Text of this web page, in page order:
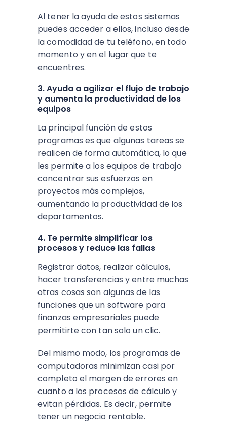
Al tener la ayuda de estos sistemas
puedes acceder a ellos, incluso desde
la comodidad de tu teléfono, en todo
momento y en el lugar que te
encuentres.
3. Ayuda a agilizar el flujo de trabajo
y aumenta la productividad de los
equipos
La principal función de estos
programas es que algunas tareas se
realicen de forma automática, lo que
les permite a los equipos de trabajo
concentrar sus esfuerzos en
proyectos más complejos,
aumentando la productividad de los
departamentos.
4. Te permite simplificar los
procesos y reduce las fallas
Registrar datos, realizar cálculos,
hacer transferencias y entre muchas
otras cosas son algunas de las
funciones que un software para
finanzas empresariales puede
permitirte con tan solo un clic.
Del mismo modo, los programas de
computadoras minimizan casi por
completo el margen de errores en
cuanto a los procesos de cálculo y
evitan pérdidas. Es decir, permite
tener un negocio rentable.